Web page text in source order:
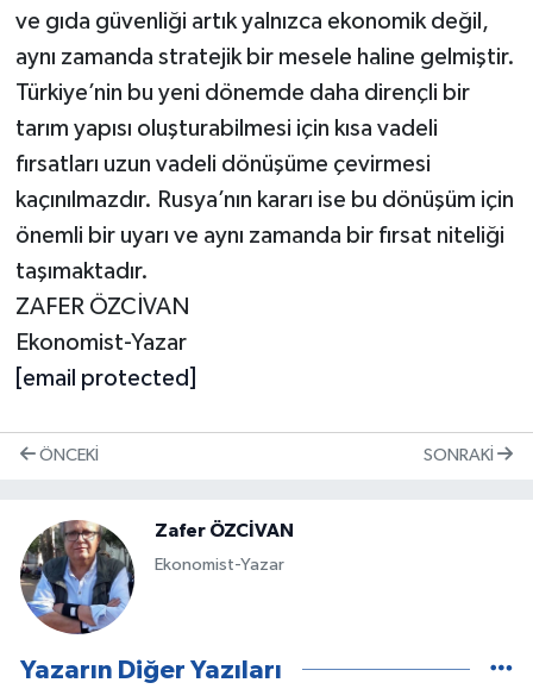
ve gıda güvenliği artık yalnızca ekonomik değil,
aynı zamanda stratejik bir mesele haline gelmiştir.
Türkiye’nin bu yeni dönemde daha dirençli bir
tarım yapısı oluşturabilmesi için kısa vadeli
fırsatları uzun vadeli dönüşüme çevirmesi
kaçınılmazdır. Rusya’nın kararı ise bu dönüşüm için
önemli bir uyarı ve aynı zamanda bir fırsat niteliği
taşımaktadır.
ZAFER ÖZCİVAN
Ekonomist-Yazar
[email protected]
ÖNCEKI SONRAKI
Zafer ÖZCİVAN
Ekonomist-Yazar
Yazarın Diğer Yazıları